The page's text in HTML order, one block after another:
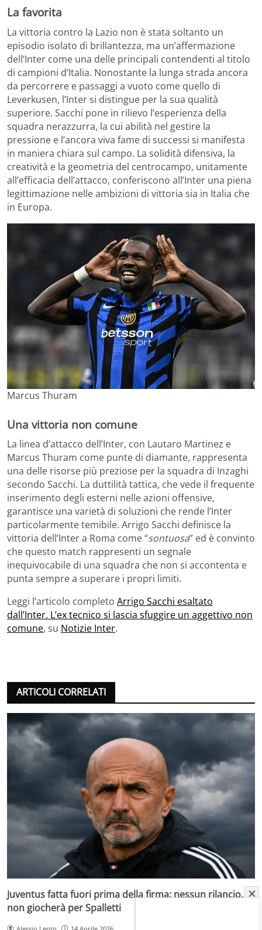
La favorita
La vittoria contro la Lazio non è stata soltanto un
episodio isolato di brillantezza, ma un’affermazione
dell’Inter come una delle principali contendenti al titolo
di campioni d’Italia. Nonostante la lunga strada ancora
da percorrere e passaggi a vuoto come quello di
Leverkusen, l’Inter si distingue per la sua qualità
superiore. Sacchi pone in rilievo l’esperienza della
squadra nerazzurra, la cui abilità nel gestire la
pressione e l’ancora viva fame di successi si manifesta
in maniera chiara sul campo. La solidità difensiva, la
creatività e la geometria del centrocampo, unitamente
all’efficacia dell’attacco, conferiscono all’Inter una piena
legittimazione nelle ambizioni di vittoria sia in Italia che
in Europa.
Marcus Thuram
Una vittoria non comune
La linea d’attacco dell’Inter, con Lautaro Martinez e
Marcus Thuram come punte di diamante, rappresenta
una delle risorse più preziose per la squadra di Inzaghi
secondo Sacchi. La duttilità tattica, che vede il frequente
inserimento degli esterni nelle azioni offensive,
garantisce una varietà di soluzioni che rende l’Inter
particolarmente temibile. Arrigo Sacchi definisce la
vittoria dell’Inter a Roma come “sontuosa” ed è convinto
che questo match rappresenti un segnale
inequivocabile di una squadra che non si accontenta e
punta sempre a superare i propri limiti.
Leggi l’articolo completo Arrigo Sacchi esaltato
dall’Inter. L’ex tecnico si lascia sfuggire un aggettivo non
comune, su Notizie Inter.
ARTICOLI CORRELATI
Juventus fatta fuori prima della firma: nessun rilancio,
non giocherà per Spalletti